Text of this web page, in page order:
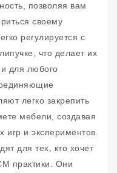
позволяя вам
своему
регулируется с
что делает их
для любого
легко закрепить
мебели, создавая
и экспериментов.
для тех, кто хочет
практики. Они